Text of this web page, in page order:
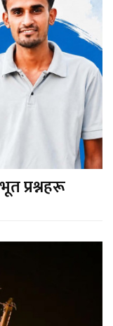
प्रश्नहरू